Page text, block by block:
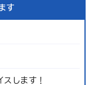
す
します！